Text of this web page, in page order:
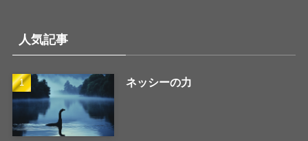
人気記事
ネッシーの力